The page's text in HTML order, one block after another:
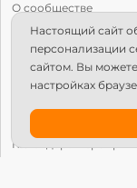
О сообществе
С чего начать?
Структура Х10
Как стать
Календарь
Настоящий сайт
персонализации
сайтом. Вы
настройках